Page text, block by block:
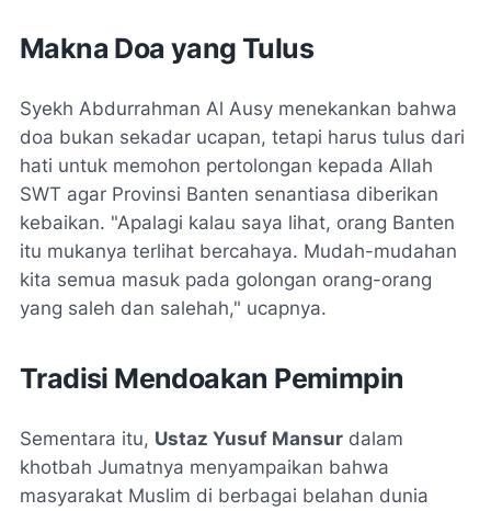
Makna Doa yang Tulus
Syekh Abdurrahman Al Ausy menekankan bahwa
doa bukan sekadar ucapan, tetapi harus tulus dari
hati untuk memohon pertolongan kepada Allah
SWT agar Provinsi Banten senantiasa diberikan
kebaikan. "Apalagi kalau saya lihat, orang Banten
itu mukanya terlihat bercahaya. Mudah-mudahan
kita semua masuk pada golongan orang-orang
yang saleh dan salehah," ucapnya.
Tradisi Mendoakan Pemimpin
Sementara itu, Ustaz Yusuf Mansur dalam
khotbah Jumatnya menyampaikan bahwa
masyarakat Muslim di berbagai belahan dunia